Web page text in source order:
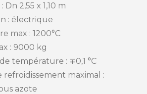
Dn 2,55 x 1,10 m
: électrique
max : 1200°C
: 9000 kg
température : ∓0,1 °C
refroidissement maximal :
azote